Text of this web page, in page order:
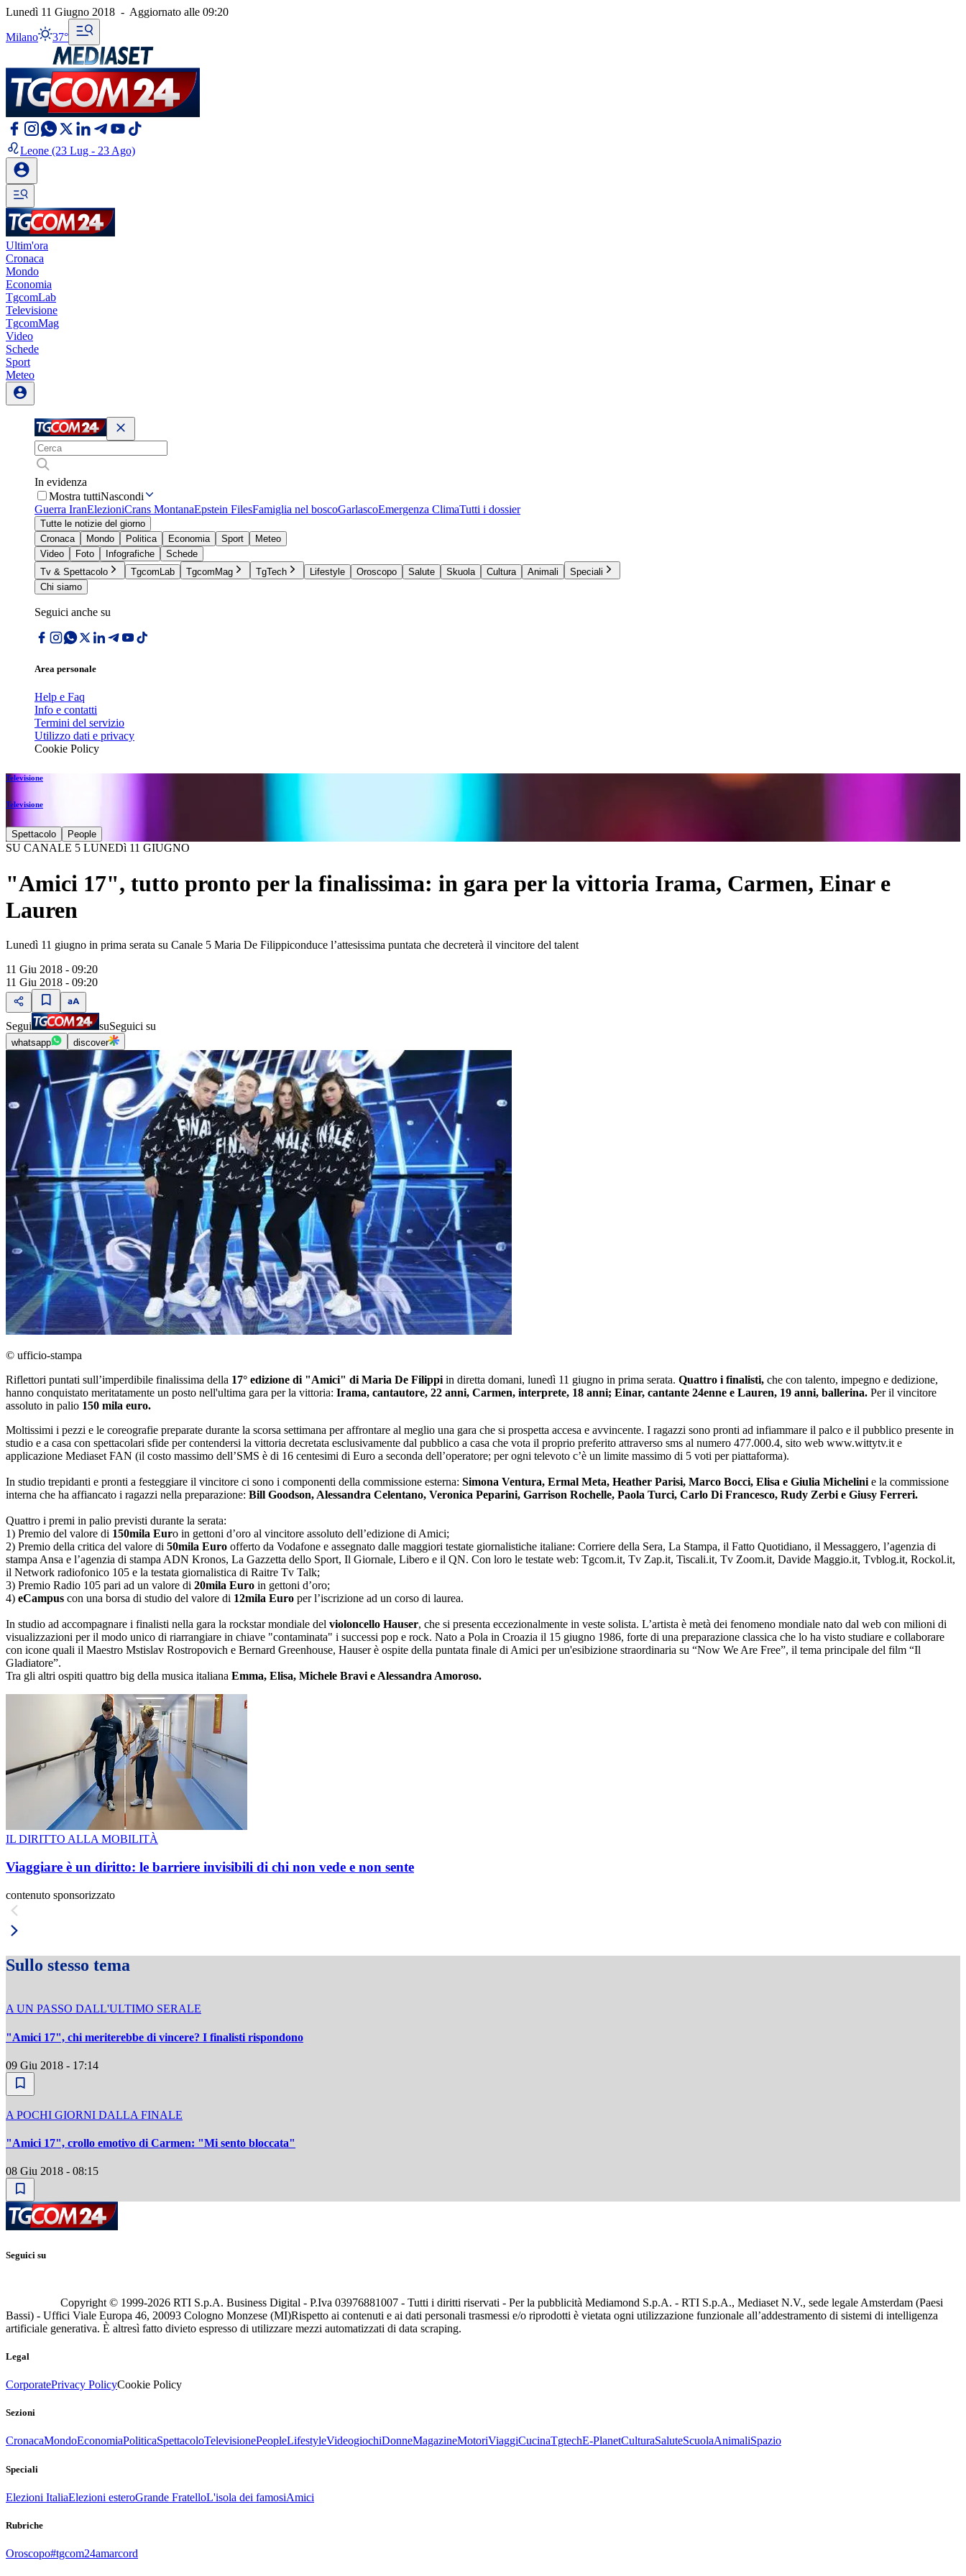
Lunedì 11 Giugno 2018 - Aggiornato alle 09:20
Milano 37°
Leone (23 Lug - 23 Ago)
Ultim'ora
Cronaca
Mondo
Economia
TgcomLab
Televisione
TgcomMag
Video
Schede
Sport
Meteo
In evidenza
Mostra tuttiNascondi
Guerra IranElezioniCrans MontanaEpstein FilesFamiglia nel boscoGarlascoEmergenza ClimaTutti i dossier
Tutte le notizie del giorno
Cronaca
Mondo Politica Economia Sport
Meteo
Video
Foto Infografiche
Schede
Tv & Spettacolo
TgcomLab TgcomMag TgTech Lifestyle Oroscopo Salute Skuola Cultura Animali
Speciali
Chi siamo
Seguici anche su
Area personale
Help e Faq
Info e contatti
Termini del servizio
Utilizzo dati e privacy
Cookie Policy
Televisione
Televisione
Spettacolo People
SU CANALE 5 LUNEDì 11 GIUGNO
"Amici 17", tutto pronto per la finalissima: in gara per la vittoria Irama, Carmen, Einar e
Lauren
Lunedì 11 giugno in prima serata su Canale 5 Maria De Filippiconduce l’attesissima puntata che decreterà il vincitore del talent
11 Giu 2018 - 09:20
11 Giu 2018 - 09:20
Segui suSeguici su
whatsapp discover
© ufficio-stampa
Riflettori puntati sull’imperdibile finalissima della 17° edizione di "Amici" di Maria De Filippi in diretta domani, lunedì 11 giugno in prima serata. Quattro i finalisti, che con talento, impegno e dedizione,
hanno conquistato meritatamente un posto nell'ultima gara per la vittoria: Irama, cantautore, 22 anni, Carmen, interprete, 18 anni; Einar, cantante 24enne e Lauren, 19 anni, ballerina. Per il vincitore
assoluto in palio 150 mila euro.
Moltissimi i pezzi e le coreografie preparate durante la scorsa settimana per affrontare al meglio una gara che si prospetta accesa e avvincente. I ragazzi sono pronti ad infiammare il palco e il pubblico presente in
studio e a casa con spettacolari sfide per contendersi la vittoria decretata esclusivamente dal pubblico a casa che vota il proprio preferito attraverso sms al numero 477.000.4, sito web www.wittytv.it e
applicazione Mediaset FAN (il costo massimo dell’SMS è di 16 centesimi di Euro a seconda dell’operatore; per ogni televoto c’è un limite massimo di 5 voti per piattaforma).
In studio trepidanti e pronti a festeggiare il vincitore ci sono i componenti della commissione esterna: Simona Ventura, Ermal Meta, Heather Parisi, Marco Bocci, Elisa e Giulia Michelini e la commissione
interna che ha affiancato i ragazzi nella preparazione: Bill Goodson, Alessandra Celentano, Veronica Peparini, Garrison Rochelle, Paola Turci, Carlo Di Francesco, Rudy Zerbi e Giusy Ferreri.
Quattro i premi in palio previsti durante la serata:
1) Premio del valore di 150mila Euro in gettoni d’oro al vincitore assoluto dell’edizione di Amici;
2) Premio della critica del valore di 50mila Euro offerto da Vodafone e assegnato dalle maggiori testate giornalistiche italiane: Corriere della Sera, La Stampa, il Fatto Quotidiano, il Messaggero, l’agenzia di
stampa Ansa e l’agenzia di stampa ADN Kronos, La Gazzetta dello Sport, Il Giornale, Libero e il QN. Con loro le testate web: Tgcom.it, Tv Zap.it, Tiscali.it, Tv Zoom.it, Davide Maggio.it, Tvblog.it, Rockol.it,
il Network radiofonico 105 e la testata giornalistica di Raitre Tv Talk;
3) Premio Radio 105 pari ad un valore di 20mila Euro in gettoni d’oro;
4) eCampus con una borsa di studio del valore di 12mila Euro per l’iscrizione ad un corso di laurea.
In studio ad accompagnare i finalisti nella gara la rockstar mondiale del violoncello Hauser, che si presenta eccezionalmente in veste solista. L’artista è metà dei fenomeno mondiale nato dal web con milioni di
visualizzazioni per il modo unico di riarrangiare in chiave "contaminata" i successi pop e rock. Nato a Pola in Croazia il 15 giugno 1986, forte di una preparazione classica che lo ha visto studiare e collaborare
con icone quali il Maestro Mstislav Rostropovich e Bernard Greenhouse, Hauser è ospite della puntata finale di Amici per un'esibizione straordinaria su “Now We Are Free”, il tema principale del film “Il
Gladiatore”.
Tra gli altri ospiti quattro big della musica italiana Emma, Elisa, Michele Bravi e Alessandra Amoroso.
IL DIRITTO ALLA MOBILITÀ
Viaggiare è un diritto: le barriere invisibili di chi non vede e non sente
contenuto sponsorizzato
Sullo stesso tema
A UN PASSO DALL'ULTIMO SERALE
"Amici 17", chi meriterebbe di vincere? I finalisti rispondono
09 Giu 2018 - 17:14
A POCHI GIORNI DALLA FINALE
"Amici 17", crollo emotivo di Carmen: "Mi sento bloccata"
08 Giu 2018 - 08:15
Seguici su
Copyright © 1999-2026 RTI S.p.A. Business Digital - P.Iva 03976881007 - Tutti i diritti riservati - Per la pubblicità Mediamond S.p.A. - RTI S.p.A., Mediaset N.V., sede legale Amsterdam (Paesi
Bassi) - Uffici Viale Europa 46, 20093 Cologno Monzese (MI)Rispetto ai contenuti e ai dati personali trasmessi e/o riprodotti è vietata ogni utilizzazione funzionale all’addestramento di sistemi di intelligenza
artificiale generativa. È altresì fatto divieto espresso di utilizzare mezzi automatizzati di data scraping.
Legal
CorporatePrivacy PolicyCookie Policy
Sezioni
CronacaMondoEconomiaPoliticaSpettacoloTelevisionePeopleLifestyleVideogiochiDonneMagazineMotoriViaggiCucinaTgtechE-PlanetCulturaSaluteScuolaAnimaliSpazio
Speciali
Elezioni ItaliaElezioni esteroGrande FratelloL'isola dei famosiAmici
Rubriche
Oroscopo#tgcom24amarcord